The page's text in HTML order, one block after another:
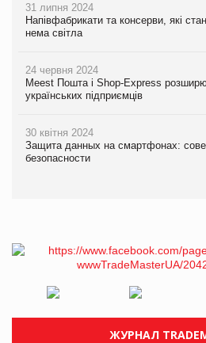
31 липня 2024
Напівфабрикати та консерви, які
нема світла
24 червня 2024
Meest Пошта і Shop-Express
українських підприємців
30 квітня 2024
Защита данных на смартфонах:
безопасности
ЖУРНАЛ